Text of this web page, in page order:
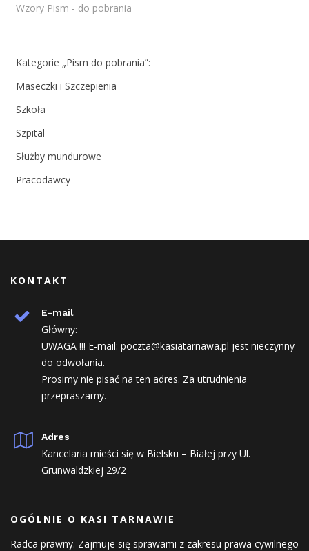
Wzory Pism - do pobrania
Kategorie „Pism do pobrania”:
Maseczki i Szczepienia
Szkoła
Szpital
Służby mundurowe
Pracodawcy
KONTAKT
E-mail
Główny:
UWAGA !!! E-mail: poczta@kasiatarnawa.pl jest nieczynny
do odwołania.
Prosimy nie pisać na ten adres. Za utrudnienia
przepraszamy.
Adres
Kancelaria mieści się w Bielsku – Białej przy Ul.
Grunwaldzkiej 29/2
OGÓLNIE O KASI TARNAWIE
Radca prawny. Zajmuje się sprawami z zakresu prawa cywilnego